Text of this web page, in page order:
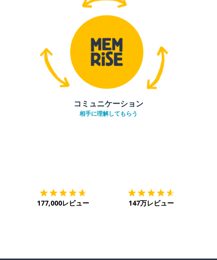
コミュニケーション
相手に理解してもらう
177,000レビュー 147万レビュー